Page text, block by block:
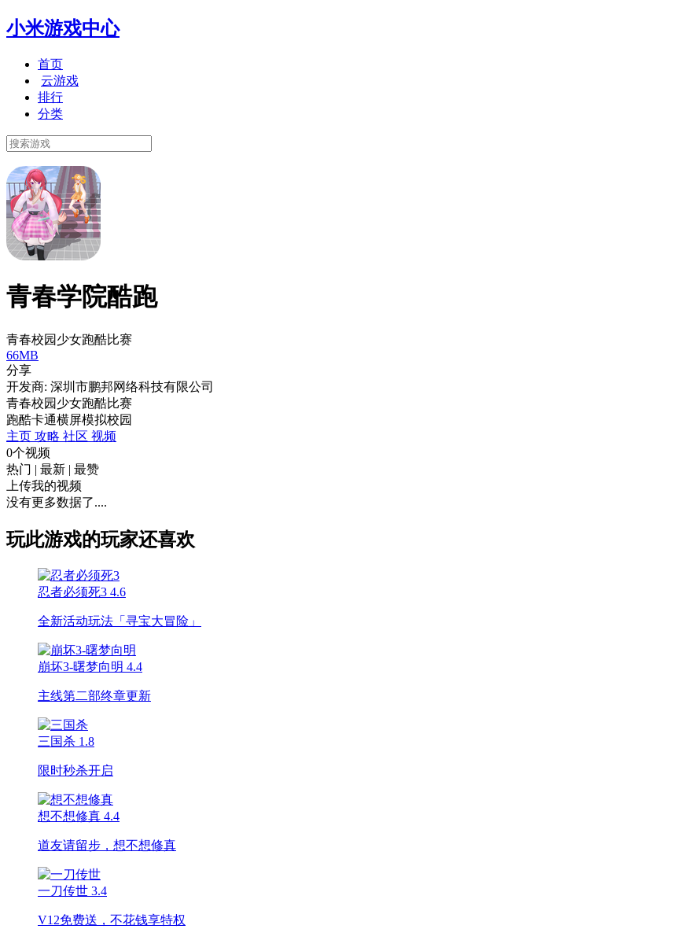
小米游戏中心
首页
云游戏
排行
分类
青春学院酷跑
青春校园少女跑酷比赛
66MB
分享
开发商: 深圳市鹏邦网络科技有限公司
青春校园少女跑酷比赛
跑酷卡通横屏模拟校园
主页 攻略 社区 视频
0个视频
热门 | 最新 | 最赞
上传我的视频
没有更多数据了....
玩此游戏的玩家还喜欢
忍者必须死3 4.6
全新活动玩法「寻宝大冒险」
崩坏3-曙梦向明 4.4
主线第二部终章更新
三国杀 1.8
限时秒杀开启
想不想修真 4.4
道友请留步，想不想修真
一刀传世 3.4
V12免费送，不花钱享特权